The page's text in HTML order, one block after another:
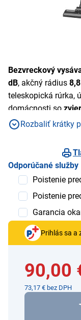
Bezvreckový
dB, akčný rádius
teleskopická rúrka,
domácnosti so
Rozbaliť krátky
Odporúčané služby
Poistenie
Poistenie
Garancia
Prihlás sa a
90,00
73,17 € bez DPH